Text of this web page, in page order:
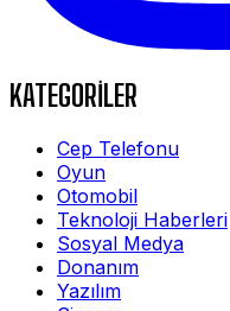
KATEGORİLER
Cep Telefonu
Oyun
Otomobil
Teknoloji Haberleri
Sosyal Medya
Donanım
Yazılım